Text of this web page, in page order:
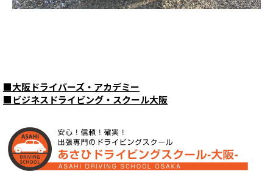
■大阪ドライバーズ・アカデミー
■ビジネスドライビング・スクール大阪